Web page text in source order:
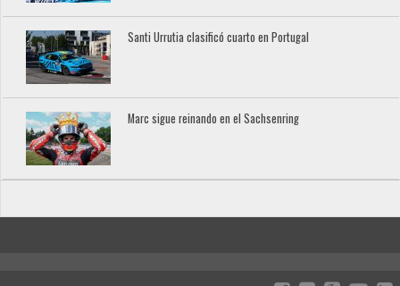
Santi Urrutia clasificó cuarto en Portugal
Marc sigue reinando en el Sachsenring